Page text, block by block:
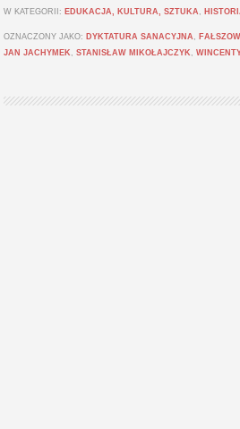
W KATEGORII: EDUKACJA, KULTURA, SZTUKA ,
OZNACZONY JAKO: DYKTATURA SANACYJNA ,
JAN JACHYMEK , STANISŁAW MIKOŁAJCZYK ,